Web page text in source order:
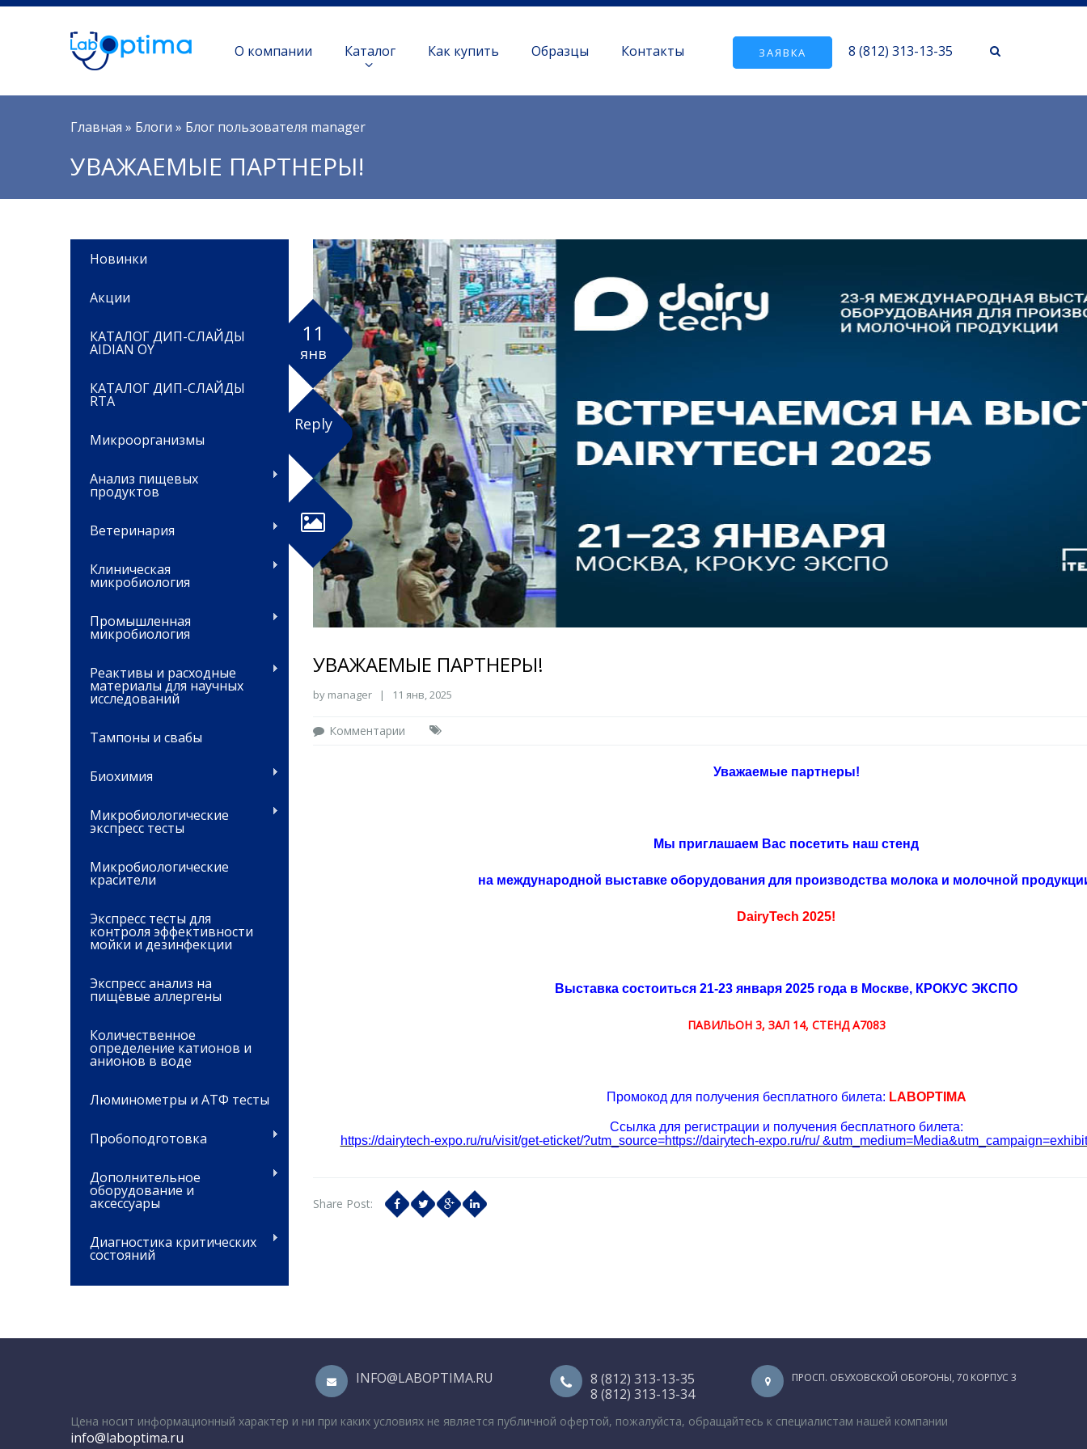
О компании Каталог Как купить Образцы Контакты ЗАЯВКА 8 (812) 313-13-35
Вы здесь
Главная » Блоги » Блог пользователя manager
УВАЖАЕМЫЕ ПАРТНЕРЫ!
Новинки
Акции
КАТАЛОГ ДИП-СЛАЙДЫ
AIDIAN OY
КАТАЛОГ ДИП-СЛАЙДЫ
RTA
Микроорганизмы
Анализ пищевых
продуктов
Ветеринария
Клиническая
микробиология
Промышленная
микробиология
Реактивы и расходные
материалы для научных
исследований
Тампоны и свабы
Биохимия
Микробиологические
экспресс тесты
Микробиологические
красители
Экспресс тесты для
контроля эффективности
мойки и дезинфекции
Экспресс анализ на
пищевые аллергены
Количественное
определение катионов и
анионов в воде
Люминометры и АТФ тесты
Пробоподготовка
Дополнительное
оборудование и
аксессуары
Диагностика критических
состояний
11
янв
Reply
УВАЖАЕМЫЕ ПАРТНЕРЫ!
by manager | 11 янв, 2025
Комментарии
Уважаемые партнеры!
Мы приглашаем Вас посетить наш стенд
на международной выставке оборудования для производства молока и молочной
DairyTech 2025!
Выставка состоиться 21-23 января 2025 года в Москве, КРОКУС ЭКСПО
ПАВИЛЬОН 3, ЗАЛ 14, CТЕНД А7083
Промокод для получения бесплатного билета: LABOPTIMA
Ссылка для регистрации и получения бесплатного билета:
https://dairytech-expo.ru/ru/visit/get-eticket/?utm_source=https://dairytech-expo.ru/ru/
Share Post:
INFO@LABOPTIMA.RU
8 (812) 313-13-35
8 (812) 313-13-34
ПРОСП. ОБУХОВСКОЙ ОБОРОНЫ, 70 КОРПУС 3
Цена носит информационный характер и ни при каких условиях не является публичной офертой, пожалуйста, обращайтесь к специалистам нашей компании
info@laboptima.ru